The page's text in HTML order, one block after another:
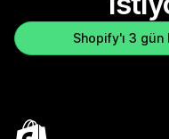
Shopify'ı 3